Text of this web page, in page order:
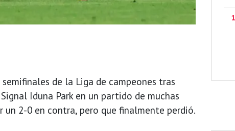
de la Liga de campeones tras
Iduna Park en un partido de muchas
2-0 en contra, pero que finalmente perdió.